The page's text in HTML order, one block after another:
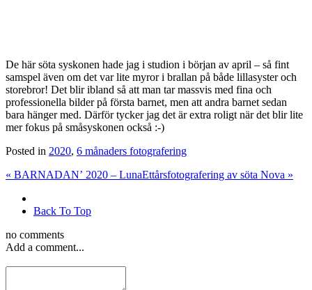
De här söta syskonen hade jag i studion i början av april – så fint
samspel även om det var lite myror i brallan på både lillasyster och
storebror! Det blir ibland så att man tar massvis med fina och
professionella bilder på första barnet, men att andra barnet sedan
bara hänger med. Därför tycker jag det är extra roligt när det blir lite
mer fokus på småsyskonen också :-)
Posted in 2020, 6 månaders fotografering
« BARNADAN’ 2020 – LunaEttårsfotografering av söta Nova »
Back To Top
no comments
Add a comment...